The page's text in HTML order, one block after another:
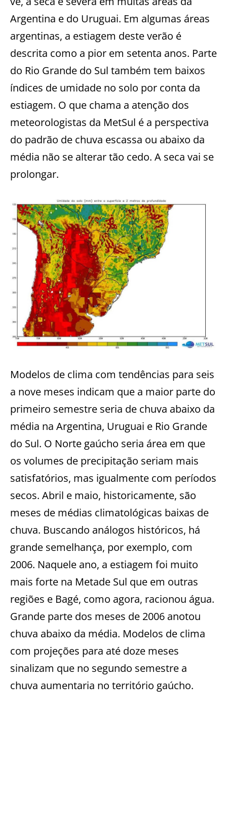
Argentina e do Uruguai. Em algumas áreas
argentinas, a estiagem deste verão é
descrita como a pior em setenta anos. Parte
do Rio Grande do Sul também tem baixos
índices de umidade no solo por conta da
estiagem. O que chama a atenção dos
meteorologistas da MetSul é a perspectiva
do padrão de chuva escassa ou abaixo da
média não se alterar tão cedo. A seca vai se
prolongar.
Modelos de clima com tendências para seis
a nove meses indicam que a maior parte do
primeiro semestre seria de chuva abaixo da
média na Argentina, Uruguai e Rio Grande
do Sul. O Norte gaúcho seria área em que
os volumes de precipitação seriam mais
satisfatórios, mas igualmente com períodos
secos. Abril e maio, historicamente, são
meses de médias climatológicas baixas de
chuva. Buscando análogos históricos, há
grande semelhança, por exemplo, com
2006. Naquele ano, a estiagem foi muito
mais forte na Metade Sul que em outras
regiões e Bagé, como agora, racionou água.
Grande parte dos meses de 2006 anotou
chuva abaixo da média. Modelos de clima
com projeções para até doze meses
sinalizam que no segundo semestre a
chuva aumentaria no território gaúcho.